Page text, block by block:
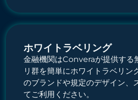
ホワイトラベリング
金融機関はConveraが提供する
リ群を簡単にホワイトラベリン
のブランドや規定のデザイン、
てご利用ください。